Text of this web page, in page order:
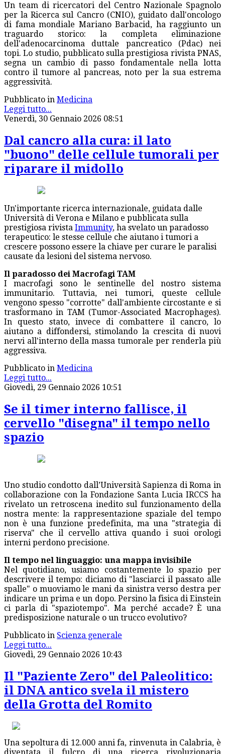
Un team di ricercatori del Centro Nazionale Spagnolo
per la Ricerca sul Cancro (CNIO), guidato dall'oncologo
di fama mondiale Mariano Barbacid, ha raggiunto un
traguardo storico: la completa eliminazione
dell'adenocarcinoma duttale pancreatico (Pdac) nei
topi. Lo studio, pubblicato sulla prestigiosa rivista PNAS,
segna un cambio di passo fondamentale nella lotta
contro il tumore al pancreas, noto per la sua estrema
aggressività.
Pubblicato in Medicina
Leggi tutto...
Venerdì, 30 Gennaio 2026 08:51
Dal cancro alla cura: il lato
"buono" delle cellule tumorali per
riparare il midollo
Un'importante ricerca internazionale, guidata dalle
Università di Verona e Milano e pubblicata sulla
prestigiosa rivista Immunity, ha svelato un paradosso
terapeutico: le stesse cellule che aiutano i tumori a
crescere possono essere la chiave per curare le paralisi
causate da lesioni del sistema nervoso.
Il paradosso dei Macrofagi TAM
I macrofagi sono le sentinelle del nostro sistema
immunitario. Tuttavia, nei tumori, queste cellule
vengono spesso "corrotte" dall'ambiente circostante e si
trasformano in TAM (Tumor-Associated Macrophages).
In questo stato, invece di combattere il cancro, lo
aiutano a diffondersi, stimolando la crescita di nuovi
nervi all'interno della massa tumorale per renderla più
aggressiva.
Pubblicato in Medicina
Leggi tutto...
Giovedì, 29 Gennaio 2026 10:51
Se il timer interno fallisce, il
cervello "disegna" il tempo nello
spazio
Uno studio condotto dall’Università Sapienza di Roma in
collaborazione con la Fondazione Santa Lucia IRCCS ha
rivelato un retroscena inedito sul funzionamento della
nostra mente: la rappresentazione spaziale del tempo
non è una funzione predefinita, ma una "strategia di
riserva" che il cervello attiva quando i suoi orologi
interni perdono precisione.
Il tempo nel linguaggio: una mappa invisibile
Nel quotidiano, usiamo costantemente lo spazio per
descrivere il tempo: diciamo di "lasciarci il passato alle
spalle" o muoviamo le mani da sinistra verso destra per
indicare un prima e un dopo. Persino la fisica di Einstein
ci parla di "spaziotempo". Ma perché accade? È una
predisposizione naturale o un trucco evolutivo?
Pubblicato in Scienza generale
Leggi tutto...
Giovedì, 29 Gennaio 2026 10:43
Il "Paziente Zero" del Paleolitico:
il DNA antico svela il mistero
della Grotta del Romito
Una sepoltura di 12.000 anni fa, rinvenuta in Calabria, è
diventata il fulcro di una ricerca rivoluzionaria